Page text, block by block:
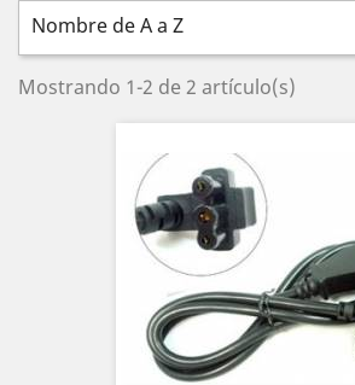
Nombre de A a Z
Mostrando 1-2 de 2 artículo(s)